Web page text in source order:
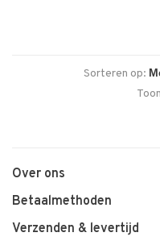
Sorteren op:
Over ons
Betaalmethoden
Verzenden & levertijd